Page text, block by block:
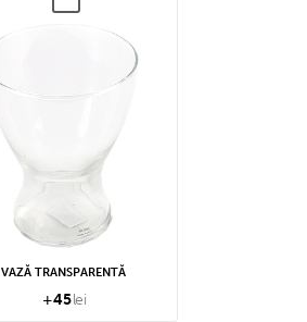
VAZĂ TRANSPARENTĂ
+45lei